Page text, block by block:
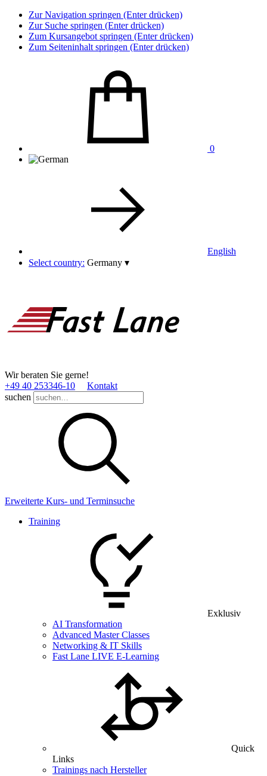
Zur Navigation springen (Enter drücken)
Zur Suche springen (Enter drücken)
Zum Kursangebot springen (Enter drücken)
Zum Seiteninhalt springen (Enter drücken)
0
English
Select country: Germany ▾
Wir beraten Sie gerne!
+49 40 253346­-10
Kontakt
suchen
Erweiterte Kurs- und Terminsuche
Training
Exklusiv
AI Transformation
Advanced Master Classes
Networking & IT Skills
Fast Lane LIVE E-Learning
Quick
Links
Trainings nach Hersteller